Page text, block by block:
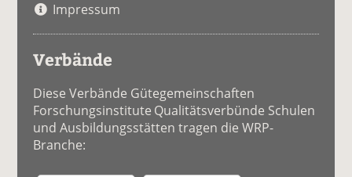
Impressum
Verbände
Diese Verbände Gütegemeinschaften
Forschungsinstitute Qualitätsverbünde Schulen
und Ausbildungsstätten tragen die WRP-
Branche: